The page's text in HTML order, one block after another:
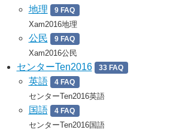
地理 9 FAQ
Xam2016地理
公民 9 FAQ
Xam2016公民
センターTen2016 33 FAQ
英語 4 FAQ
センターTen2016英語
国語 4 FAQ
センターTen2016国語